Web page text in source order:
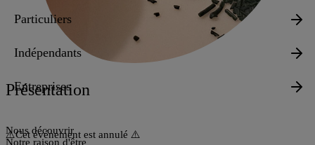
Particuliers
Indépendants
Entreprises
Nous découvrir
Notre raison d'être
Présentation
⚠️Cet événement est annulé ⚠️